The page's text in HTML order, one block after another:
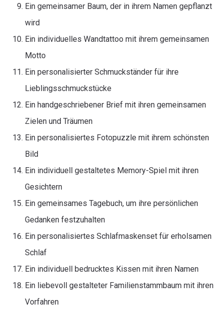
Ein gemeinsamer Baum, der in ihrem Namen gepflanzt
wird
Ein individuelles Wandtattoo mit ihrem gemeinsamen
Motto
Ein personalisierter Schmuckständer für ihre
Lieblingsschmuckstücke
Ein handgeschriebener Brief mit ihren gemeinsamen
Zielen und Träumen
Ein personalisiertes Fotopuzzle mit ihrem schönsten
Bild
Ein individuell gestaltetes Memory-Spiel mit ihren
Gesichtern
Ein gemeinsames Tagebuch, um ihre persönlichen
Gedanken festzuhalten
Ein personalisiertes Schlafmaskenset für erholsamen
Schlaf
Ein individuell bedrucktes Kissen mit ihren Namen
Ein liebevoll gestalteter Familienstammbaum mit ihren
Vorfahren